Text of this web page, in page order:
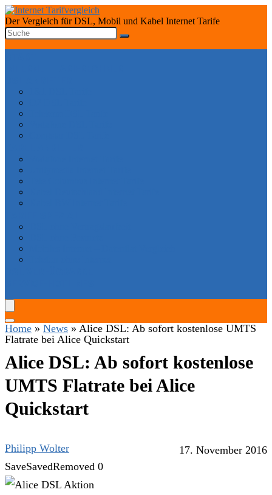
Der Vergleich für DSL, Mobil und Kabel Internet Tarife
Home » News » Alice DSL: Ab sofort kostenlose UMTS
Flatrate bei Alice Quickstart
Alice DSL: Ab sofort kostenlose
UMTS Flatrate bei Alice
Quickstart
Philipp Wolter
17. November 2016
SaveSavedRemoved 0